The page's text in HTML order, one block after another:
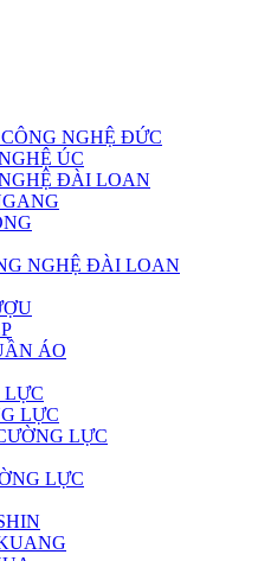
NGHỆ ĐỨC
ÚC
ĐÀI LOAN
NGHỆ ĐÀI LOAN
ÁO
LỰC
LỰC
LỰC
LỰC